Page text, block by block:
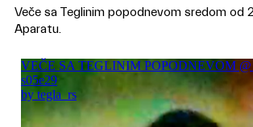
Veče sa Teglinim popodnevom sredom od
Aparatu.